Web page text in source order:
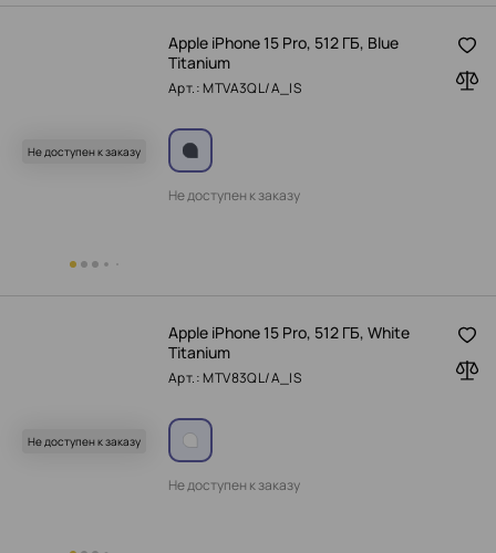
Не доступен к заказу
Apple iPhone 15 Pro, 512 ГБ, Blue
Titanium
Арт.: MTVA3QL/A_IS
Не доступен к заказу
Не доступен к заказу
Apple iPhone 15 Pro, 512 ГБ, White
Titanium
Арт.: MTV83QL/A_IS
Не доступен к заказу